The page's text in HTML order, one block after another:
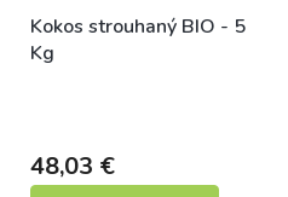
Kokos strouhaný BIO - 5
Kg
48,03 €